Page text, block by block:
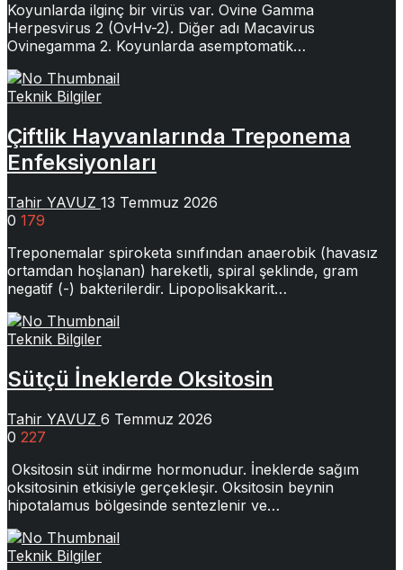
Koyunlarda ilginç bir virüs var. Ovine Gamma
Herpesvirus 2 (OvHv-2). Diğer adı Macavirus
Ovinegamma 2. Koyunlarda asemptomatik…
Teknik Bilgiler
Çiftlik Hayvanlarında Treponema
Enfeksiyonları
Tahir YAVUZ 13 Temmuz 2026
0 179
Treponemalar spiroketa sınıfından anaerobik (havasız
ortamdan hoşlanan) hareketli, spiral şeklinde, gram
negatif (-) bakterilerdir. Lipopolisakkarit…
Teknik Bilgiler
Sütçü İneklerde Oksitosin
Tahir YAVUZ 6 Temmuz 2026
0 227
Oksitosin süt indirme hormonudur. İneklerde sağım
oksitosinin etkisiyle gerçekleşir. Oksitosin beynin
hipotalamus bölgesinde sentezlenir ve…
Teknik Bilgiler